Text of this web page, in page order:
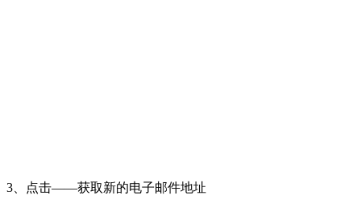
3、点击——获取新的电子邮件地址